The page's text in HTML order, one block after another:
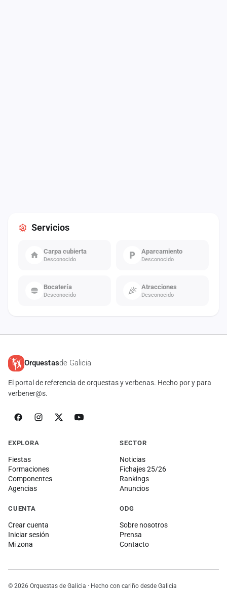
Servicios
Carpa cubierta
Desconocido
Aparcamiento
Desconocido
Bocatería
Desconocido
Atracciones
Desconocido
Orquestasde Galicia
El portal de referencia de orquestas y verbenas. Hecho por y para
verbener@s.
EXPLORA
Fiestas
Formaciones
Componentes
Agencias
SECTOR
Noticias
Fichajes 25/26
Rankings
Anuncios
CUENTA
Crear cuenta
Iniciar sesión
Mi zona
ODG
Sobre nosotros
Prensa
Contacto
© 2026 Orquestas de Galicia · Hecho con cariño desde Galicia